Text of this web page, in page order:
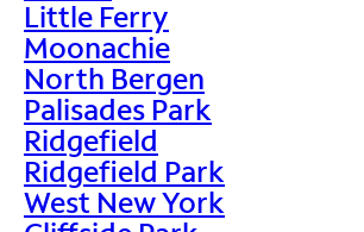
Little Ferry
Moonachie
North Bergen
Palisades Park
Ridgefield
Ridgefield Park
West New York